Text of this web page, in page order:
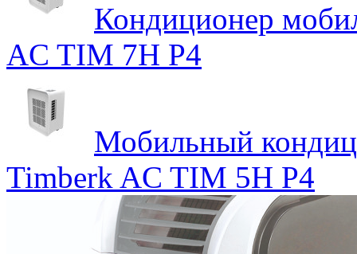
Кондиционер
AC TIM 7H P4
Мобильный
Timberk AC TIM 5H P4